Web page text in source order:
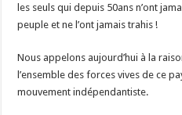
les seuls qui depuis 50ans n’ont
peuple et ne l’ont jamais trahis !
Nous appelons aujourd’hui à la
l’ensemble des forces vives de ce
mouvement indépendantiste.